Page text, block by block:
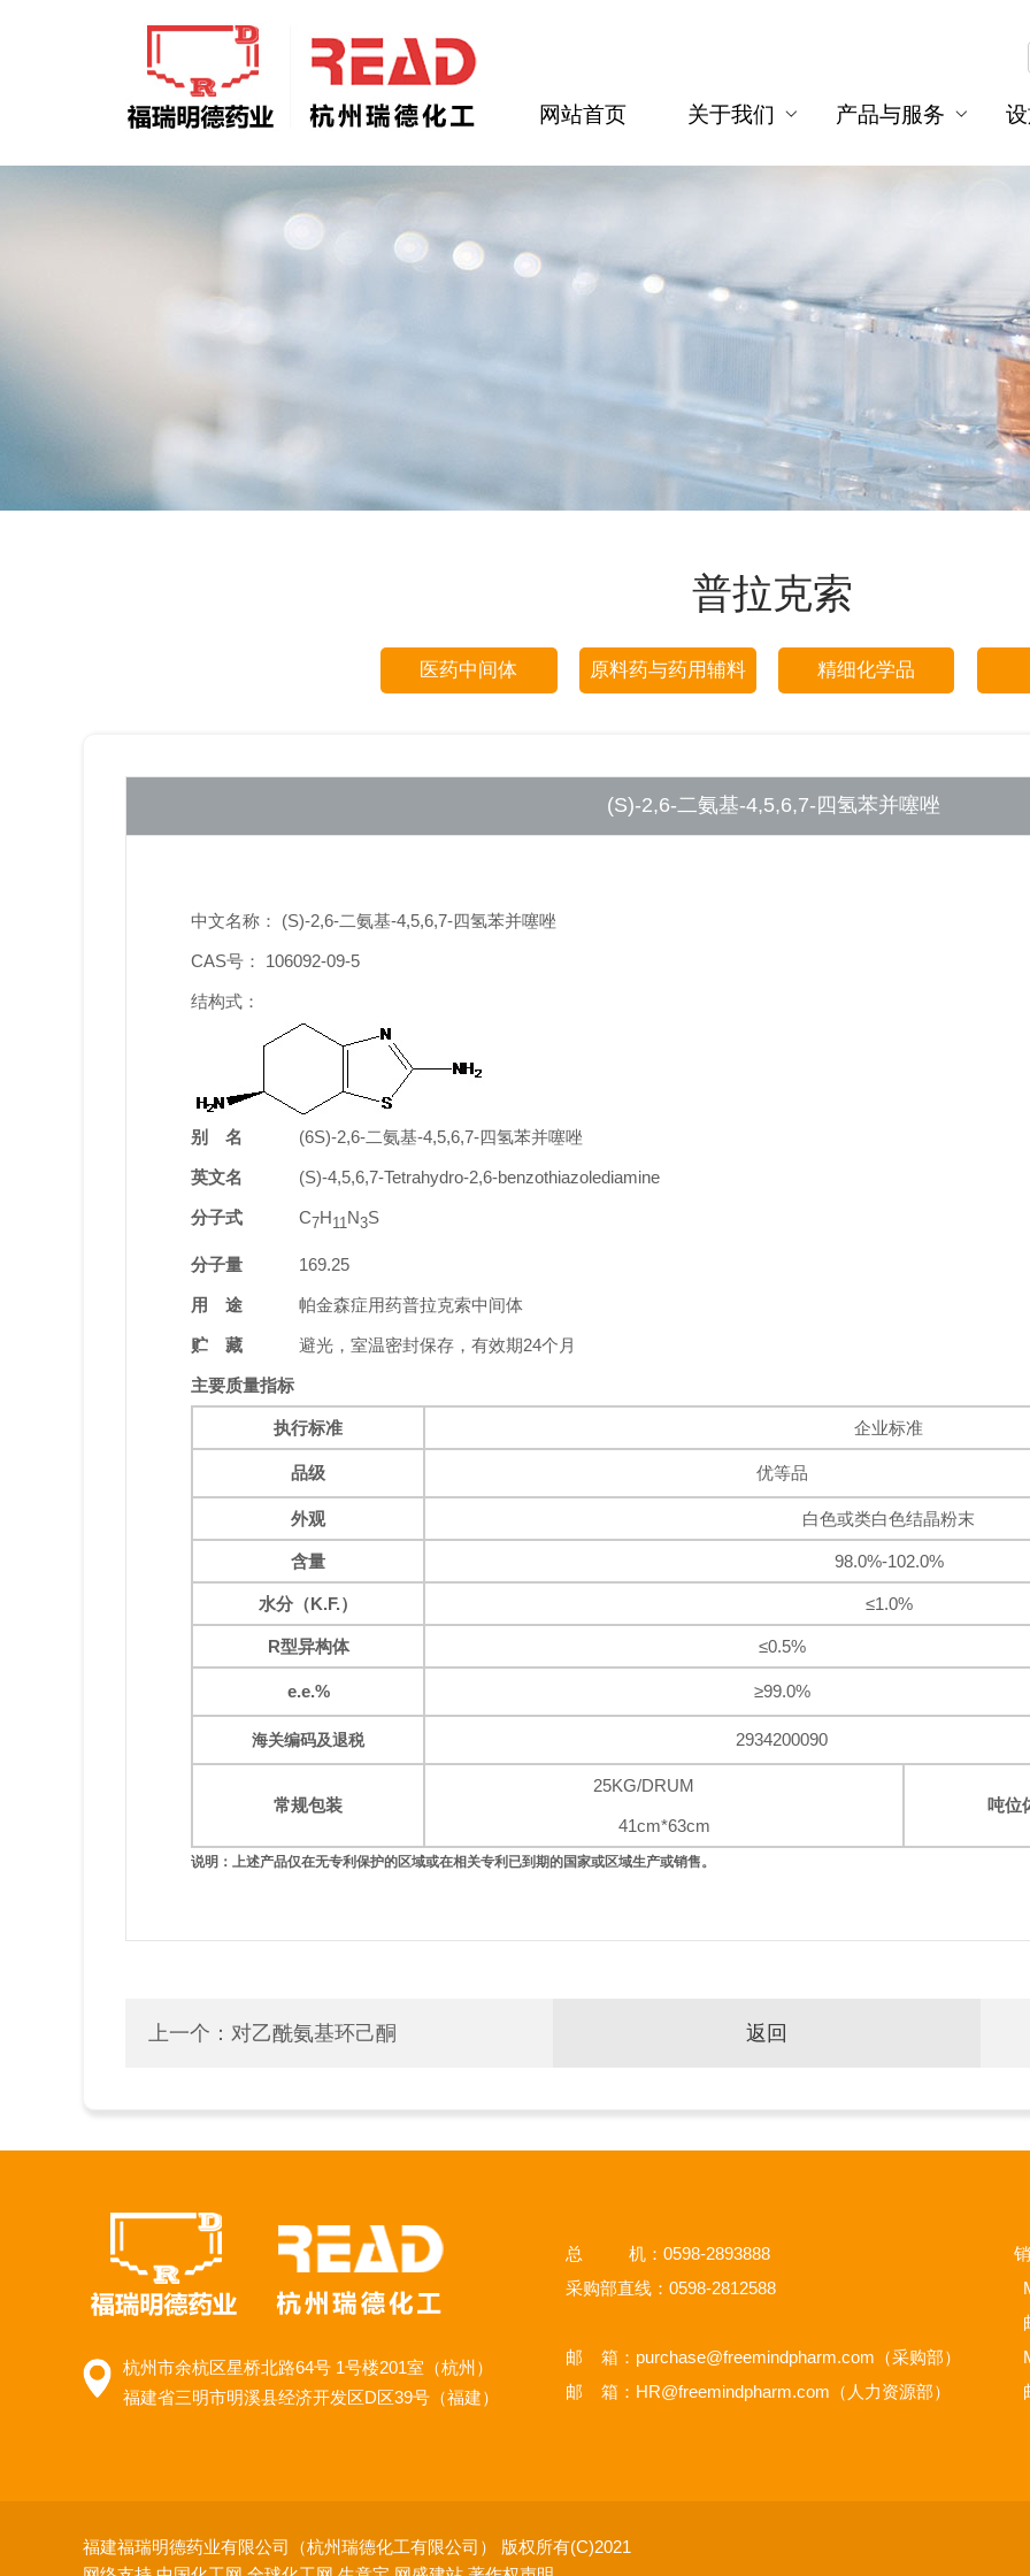
网站首页 关于我们 产品与服务
普拉克索
医药中间体 原料药与药用辅料 精细化学品
(S)-2,6-二氨基-4,5,6,7-四氢苯并噻唑
中文名称： (S)-2,6-二氨基-4,5,6,7-四氢苯并噻唑
CAS号： 106092-09-5
结构式：
别 名 (6S)-2,6-二氨基-4,5,6,7-四氢苯并噻唑
英文名 (S)-4,5,6,7-Tetrahydro-2,6-benzothiazolediamine
分子式 C7H11N3S
分子量 169.25
用 途 帕金森症用药普拉克索中间体
贮 藏 避光，室温密封保存，有效期24个月
主要质量指标
执行标准 企业标准
品级 优等品
外观 白色或类白色结晶粉末
含量 98.0%-102.0%
水分（K.F.） ≤1.0%
R型异构体 ≤0.5%
e.e.% ≥99.0%
海关编码及退税 2934200090
常规包装
25KG/DRUM
41cm*63cm
吨位
说明：上述产品仅在无专利保护的区域或在相关专利已到期的国家或区域生产或销售。
上一个： 对乙酰氨基环己酮 返回
杭州市余杭区星桥北路64号 1号楼201室（杭州）
福建省三明市明溪县经济开发区D区39号（福建）
总 机：0598-2893888
采购部直线：0598-2812588
邮 箱： purchase@freemindpharm.com （采购部）
邮 箱： HR@freemindpharm.com （人力资源部）
福建福瑞明德药业有限公司（杭州瑞德化工有限公司） 版权所有(C)2021